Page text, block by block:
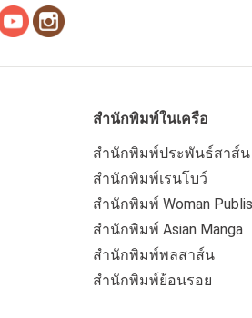
สำนักพิมพ์ในเครือ
สำนักพิมพ์ประพันธ์สาส์น
สำนักพิมพ์เรนโบว์
สำนักพิมพ์ Woman
สำนักพิมพ์ Asian Manga
สำนักพิมพ์พลสาส์น
สำนักพิมพ์ย้อนรอย